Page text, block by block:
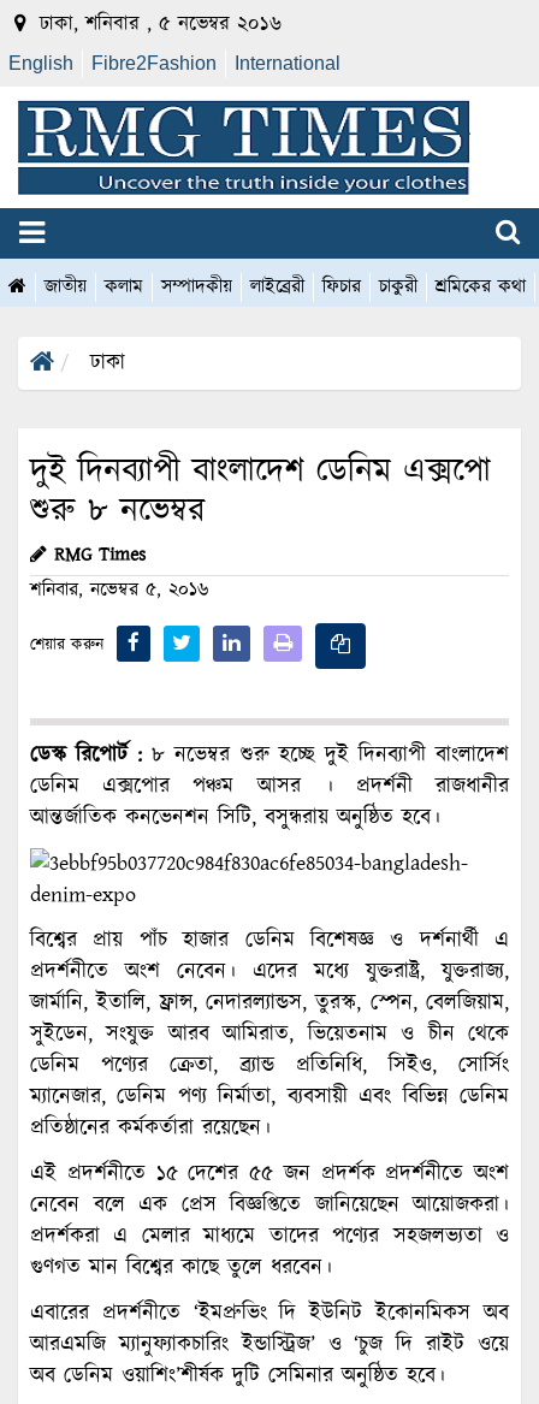
ঢাকা, শনিবার , ৫ নভেম্বর ২০১৬
English Fibre2Fashion International
জাতীয় কলাম সম্পাদকীয় লাইব্রেরী ফিচার চাকুরী শ্রমিকের কথা
ঢাকা
দুই দিনব্যাপী বাংলাদেশ ডেনিম এক্সপো
শুরু ৮ নভেম্বর
RMG Times
শনিবার, নভেম্বর ৫, ২০১৬
শেয়ার করুন
ডেস্ক রিপোর্ট : ৮ নভেম্বর শুরু হচ্ছে দুই দিনব্যাপী বাংলাদেশ
ডেনিম এক্সপোর পঞ্চম আসর । প্রদর্শনী রাজধানীর
আন্তর্জাতিক কনভেনশন সিটি, বসুন্ধরায় অনুষ্ঠিত হবে।
বিশ্বের প্রায় পাঁচ হাজার ডেনিম বিশেষজ্ঞ ও দর্শনার্থী এ
প্রদর্শনীতে অংশ নেবেন। এদের মধ্যে যুক্তরাষ্ট্র, যুক্তরাজ্য,
জার্মানি, ইতালি, ফ্রান্স, নেদারল্যান্ডস, তুরস্ক, স্পেন, বেলজিয়াম,
সুইডেন, সংযুক্ত আরব আমিরাত, ভিয়েতনাম ও চীন থেকে
ডেনিম পণ্যের ক্রেতা, ব্র্যান্ড প্রতিনিধি, সিইও, সোর্সিং
ম্যানেজার, ডেনিম পণ্য নির্মাতা, ব্যবসায়ী এবং বিভিন্ন ডেনিম
প্রতিষ্ঠানের কর্মকর্তারা রয়েছেন।
এই প্রদর্শনীতে ১৫ দেশের ৫৫ জন প্রদর্শক প্রদর্শনীতে অংশ
নেবেন বলে এক প্রেস বিজ্ঞপ্তিতে জানিয়েছেন আয়োজকরা।
প্রদর্শকরা এ মেলার মাধ্যমে তাদের পণ্যের সহজলভ্যতা ও
গুণগত মান বিশ্বের কাছে তুলে ধরবেন।
এবারের প্রদর্শনীতে ‘ইমপ্রুভিং দি ইউনিট ইকোনমিকস অব
আরএমজি ম্যানুফ্যাকচারিং ইন্ডাস্ট্রিজ’ ও ‘চুজ দি রাইট ওয়ে
অব ডেনিম ওয়াশিং’শীর্ষক দুটি সেমিনার অনুষ্ঠিত হবে।